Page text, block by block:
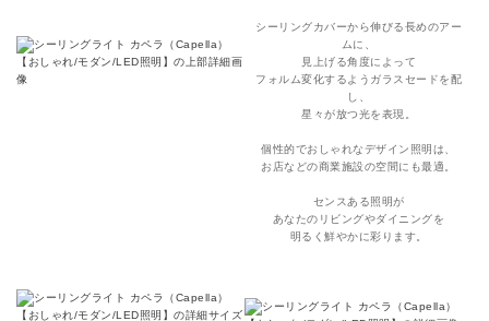
シーリングカバーから伸びる長めのアー
ムに、
見上げる角度によって
フォルム変化するようガラスセードを配
し、
星々が放つ光を表現。
個性的でおしゃれなデザイン照明は、
お店などの商業施設の空間にも最適。
センスある照明が
あなたのリビングやダイニングを
明るく鮮やかに彩ります。